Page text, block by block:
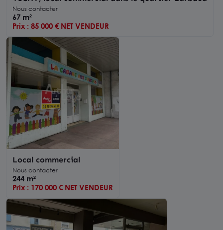
Nous contacter
67 m²
Prix : 85 000 € NET VENDEUR
Local commercial
Nous contacter
244 m²
Prix : 170 000 € NET VENDEUR